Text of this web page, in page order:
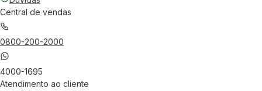
Central de vendas
0800-200-2000
4000-1695
Atendimento ao cliente